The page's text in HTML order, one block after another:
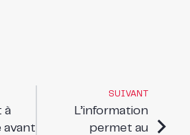
à
avant
SUIVANT
L’information
permet au